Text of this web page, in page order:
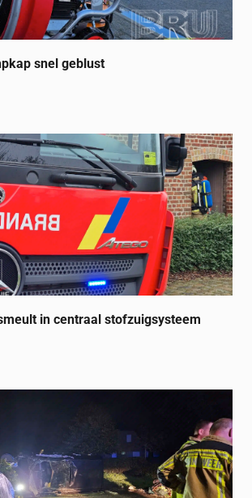
snel geblust
in centraal stofzuigsysteem